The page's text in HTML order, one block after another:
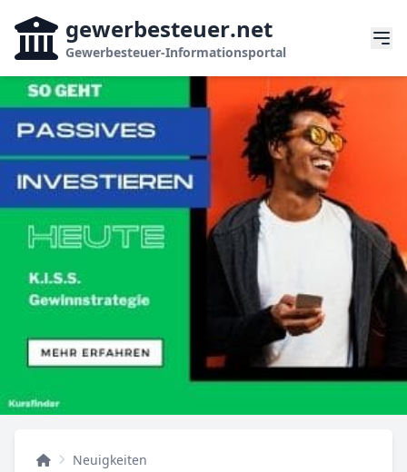
gewerbesteuer.net
Gewerbesteuer-Informationsportal
Neuigkeiten